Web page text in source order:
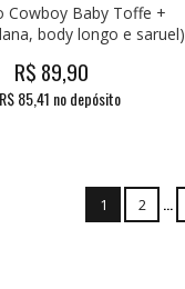
Cowboy Baby Toffe +
body longo e saruel)
R$ 89,90
85,41 no depósito
1 2 ...